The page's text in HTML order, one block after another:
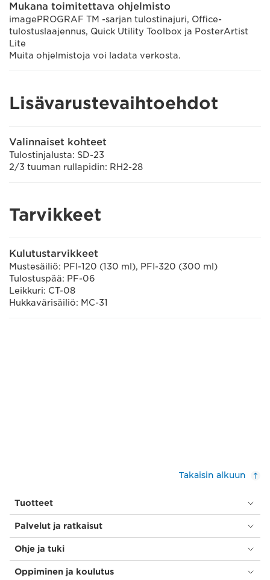
Mukana toimitettava ohjelmisto
imagePROGRAF TM -sarjan tulostinajuri, Office-
tulostuslaajennus, Quick Utility Toolbox ja PosterArtist
Lite
Muita ohjelmistoja voi ladata verkosta.
Lisävarustevaihtoehdot
Valinnaiset kohteet
Tulostinjalusta: SD-23
2/3 tuuman rullapidin: RH2-28
Tarvikkeet
Kulutustarvikkeet
Mustesäiliö: PFI-120 (130 ml), PFI-320 (300 ml)
Tulostuspää: PF-06
Leikkuri: CT-08
Hukkavärisäiliö: MC-31
Takaisin alkuun
Tuotteet
Palvelut ja ratkaisut
Ohje ja tuki
Oppiminen ja koulutus